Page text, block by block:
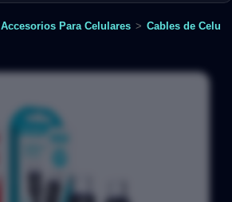
Accesorios Para Celulares > Cables de